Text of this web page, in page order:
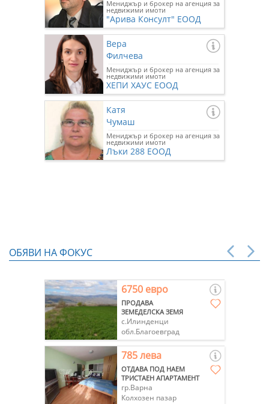
Мениджър и брокер на агенция за
недвижими имоти
"Арива Консулт" ЕООД
Вера
Филчева
Мениджър и брокер на агенция за
недвижими имоти
ХЕПИ ХАУС ЕООД
Катя
Чумаш
Мениджър и брокер на агенция за
недвижими имоти
Лъки 288 ЕООД
ОБЯВИ НА ФОКУС
6750 евро
ПРОДАВА
ЗЕМЕДЕЛСКА ЗЕМЯ
с.Илинденци
обл.Благоевград
785 лева
ОТДАВА ПОД НАЕМ
ТРИСТАЕН АПАРТАМЕНТ
гр.Варна
Колхозен пазар